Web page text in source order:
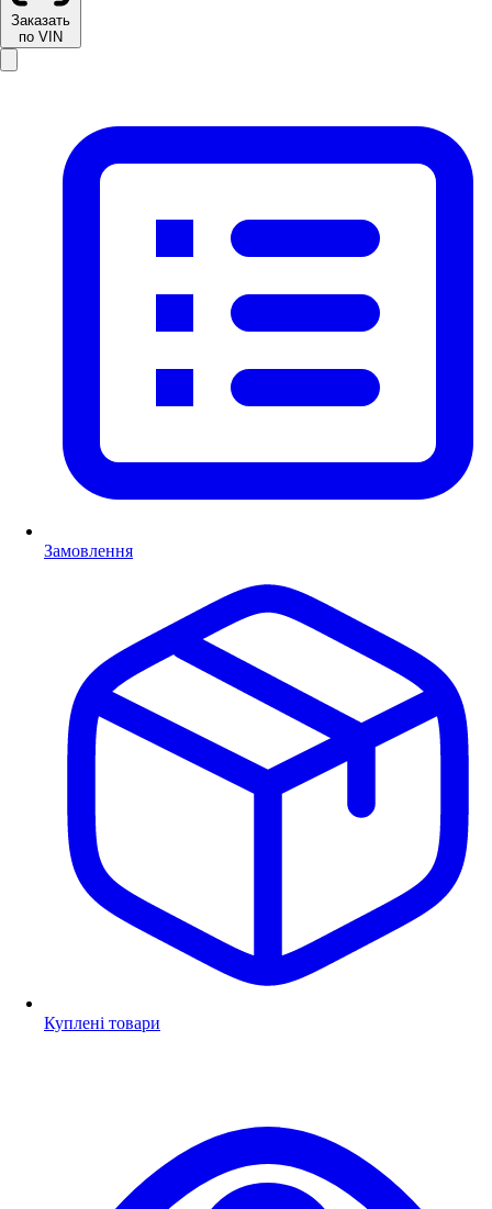
Заказать
по VIN
Замовлення
Куплені товари